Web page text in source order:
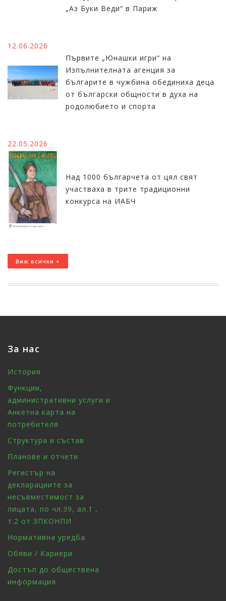
„Аз Буки Веди“ в Париж
12.06.2026
Първите „Юнашки игри“ на
Изпълнителната агенция за
българите в чужбина обединиха деца
от български общности в духа на
родолюбието и спорта
22.05.2026
Над 1000 българчета от цял свят
участваха в трите традиционни
конкурса на ИАБЧ
Виж всички +
За нас
История
Функции,
административни услуги и
Анкетна карта на
потребителя
Структура и състав
Планове и отчети
Регистър на
декларациите за
несъвместимост за
лицата, по чл.39, ал.1 ,
т.2 от ЗПКОНПИ
Нормативна уредба
Обяви / Кариери
Достъп до обществена
информация